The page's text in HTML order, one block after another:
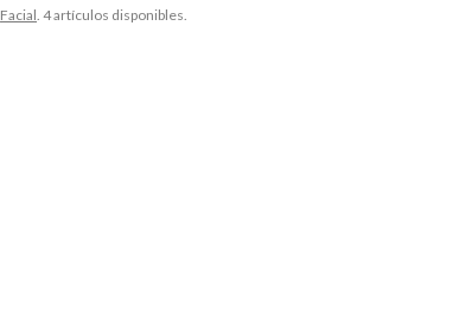
Facial. 4 artículos disponibles.